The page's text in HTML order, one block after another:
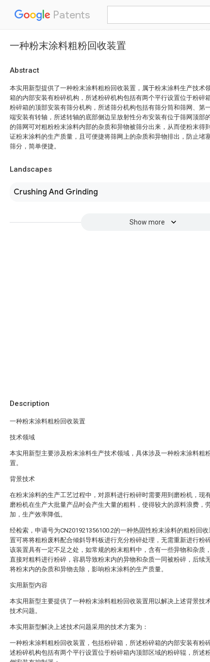
Patents
一种粉末涂料粗粉回收装置
Abstract
本实用新型提供了一种粉末涂料粗粉回收装置，属于粉末涂料生产技术
箱的内部安装有粉碎机构，所述粉碎机构包括有两个平行设置位于粉碎
粉碎箱的顶部安装有筛分机构，所述筛分机构包括有筛分筒和筛网、第
端安装有转轴，所述转轴的底部侧边呈放射性分布安装有位于筛网顶部
的筛网可对粗粉粉末涂料内部的杂质和异物被筛分出来，从而使粉末得
证粉末涂料的生产质量，且可便捷将筛网上的杂质和异物排出，防止堵
筛分，简单便捷。
Landscapes
Crushing And Grinding
Show more
Description
一种粉末涂料粗粉回收装置
技术领域
本实用新型主要涉及粉末涂料生产技术领域，具体涉及一种粉末涂料粗
置。
背景技术
在粉末涂料的生产工艺过程中，对原料进行粉碎时需要用到磨粉机，现
磨粉机在生产大批量产品时会产生大量的粗料，使得较大的原料浪费，
加，生产效率降低。
经检索，申请号为CN201921356100.2的一种热固性粉末涂料的粗粉回
置可将将粗粉废料配合倾斜导料板进行充分粉碎处理，无需重新进行粉
该装置具有一定不足之处，如常规的粉末粗料中，含有一些异物和杂质
直接对粗料进行粉碎，容易导致粉末内的异物和杂质一同被粉碎，后续
将粉末内的杂质和异物去除，影响粉末涂料的生产质量。
实用新型内容
本实用新型主要提供了一种粉末涂料粗粉回收装置用以解决上述背景技
技术问题。
本实用新型解决上述技术问题采用的技术方案为：
一种粉末涂料粗粉回收装置，包括粉碎箱，所述粉碎箱的内部安装有粉
述粉碎机构包括有两个平行设置位于粉碎箱内顶部区域的粉碎辊，所述